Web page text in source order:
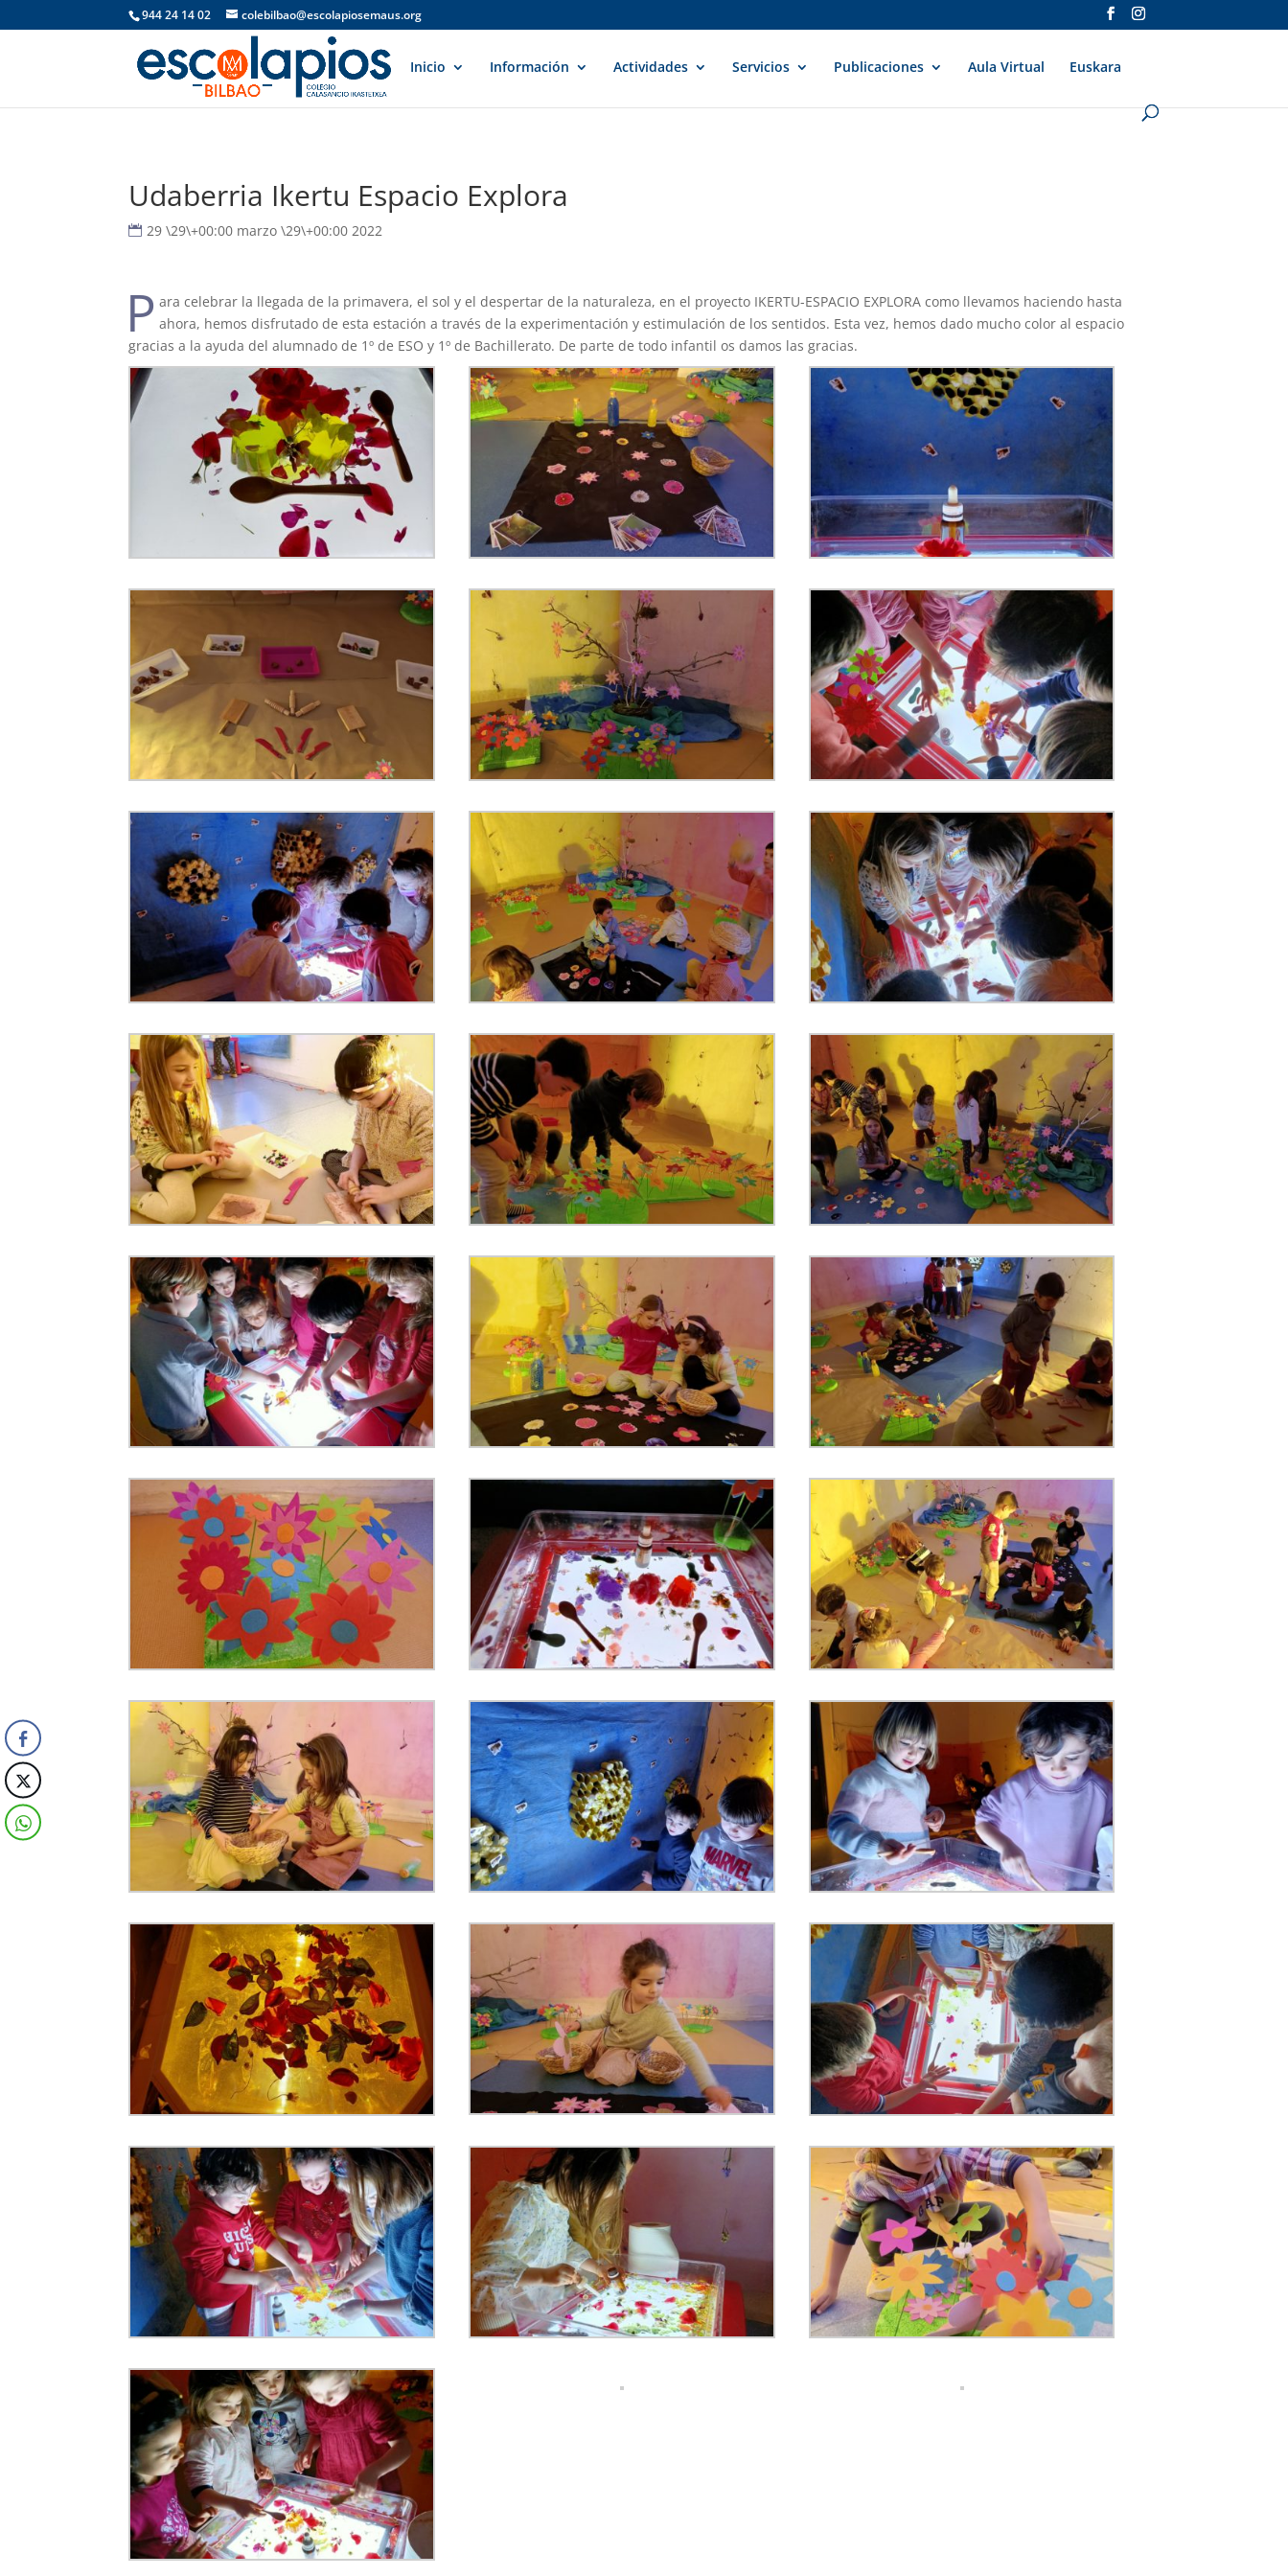
944 24 14 02 colebilbao@escolapiosemaus.org
Inicio Información Actividades Servicios Publicaciones Aula Virtual Euskara
Udaberria Ikertu Espacio Explora
29 \29\+00:00 marzo \29\+00:00 2022
P ara celebrar la llegada de la primavera, el sol y el despertar de la naturaleza, en el proyecto IKERTU-ESPACIO EXPLORA como llevamos haciendo hasta
ahora, hemos disfrutado de esta estación a través de la experimentación y estimulación de los sentidos. Esta vez, hemos dado mucho color al espacio
gracias a la ayuda del alumnado de 1º de ESO y 1º de Bachillerato. De parte de todo infantil os damos las gracias.